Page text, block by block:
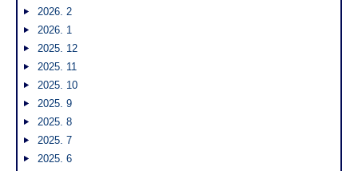
2026. 2
2026. 1
2025. 12
2025. 11
2025. 10
2025. 9
2025. 8
2025. 7
2025. 6